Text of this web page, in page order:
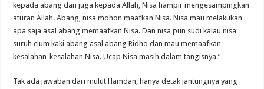
kepada abang dan juga kepada Allah, Nisa hampir mengesampingkan
aturan Allah. Abang, nisa mohon maafkan Nisa. Nisa mau melakukan
apa saja asal abang memaafkan Nisa. Dan nisa pun sudi kalau nisa
suruh cium kaki abang asal abang Ridho dan mau memaafkan
kesalahan-kesalahan Nisa. Ucap Nisa masih dalam tangisnya.”
Tak ada jawaban dari mulut Hamdan, hanya detak jantungnya yang